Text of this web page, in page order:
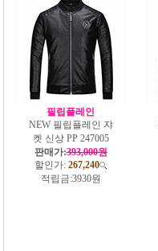
필립플레인
NEW 필립플레인 쟈
켓 신상 PP 247005
판매가:393,000원
할인가: 267,240
적립금:3930원